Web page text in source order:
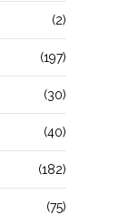
(2)
(197)
(30)
(40)
(182)
(75)